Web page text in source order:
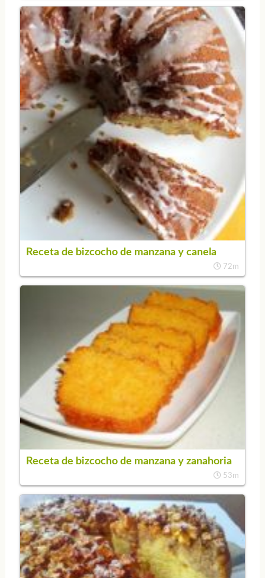
Receta de bizcocho de manzana y canela
72m
Receta de bizcocho de manzana y zanahoria
53m